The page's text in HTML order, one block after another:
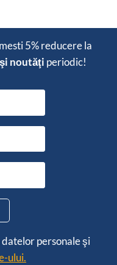
5% reducerela
noutăţi periodic!
personale şi
ului.